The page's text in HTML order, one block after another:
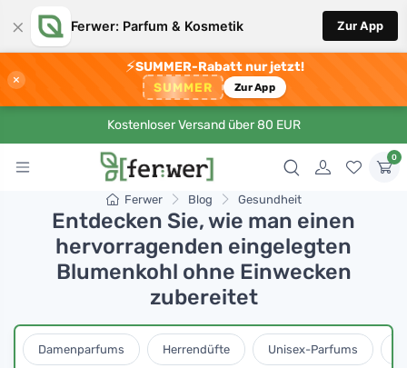
× Ferwer: Parfum & Kosmetik Zur App
×
⚡SUMMER-Rabatt nur jetzt!
SUMMER Zur App
Kostenloser Versand über 80 EUR
0
Ferwer Blog Gesundheit
Entdecken Sie, wie man einen
hervorragenden eingelegten
Blumenkohl ohne Einwecken
zubereitet
Damenparfums Herrendüfte Unisex-Parfums